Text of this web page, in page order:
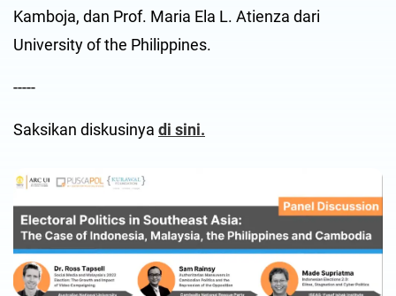
Kamboja, dan Prof. Maria Ela L. Atienza dari
University of the Philippines.
-----
Saksikan diskusinya di sini.